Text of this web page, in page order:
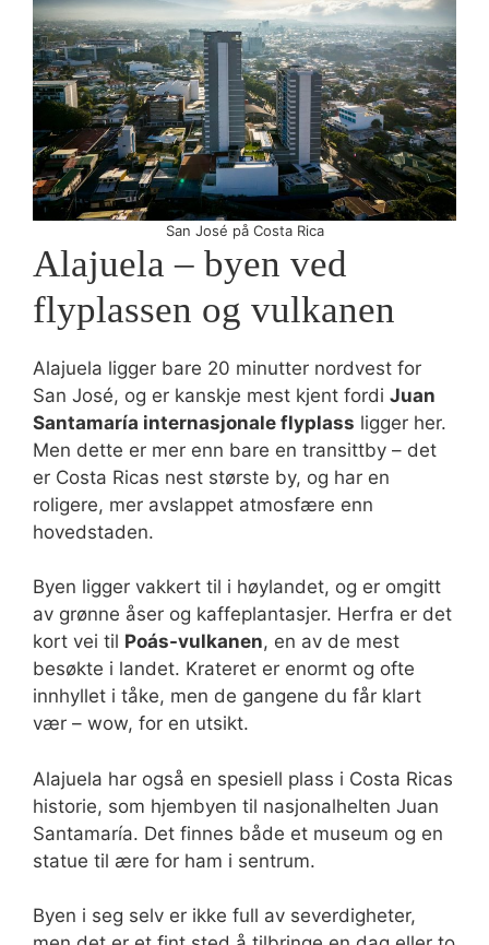
San José på Costa Rica
Alajuela – byen ved
flyplassen og vulkanen
Alajuela ligger bare 20 minutter nordvest for
San José, og er kanskje mest kjent fordi Juan
Santamaría internasjonale flyplass ligger her.
Men dette er mer enn bare en transittby – det
er Costa Ricas nest største by, og har en
roligere, mer avslappet atmosfære enn
hovedstaden.
Byen ligger vakkert til i høylandet, og er omgitt
av grønne åser og kaffeplantasjer. Herfra er det
kort vei til Poás-vulkanen, en av de mest
besøkte i landet. Krateret er enormt og ofte
innhyllet i tåke, men de gangene du får klart
vær – wow, for en utsikt.
Alajuela har også en spesiell plass i Costa Ricas
historie, som hjembyen til nasjonalhelten Juan
Santamaría. Det finnes både et museum og en
statue til ære for ham i sentrum.
Byen i seg selv er ikke full av severdigheter,